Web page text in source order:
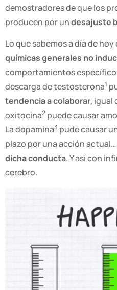
demostradores de que los
producen por undesajuste
Lo que sabemos a día de hoy
químicas generales no
comportamientos
descarga de testosterona1
tendencia a colaborar, igual
oxitocina2 puede causar
La dopamina3 pude causar
plazo por una acción actual…
dicha conducta. Y así con
cerebro.